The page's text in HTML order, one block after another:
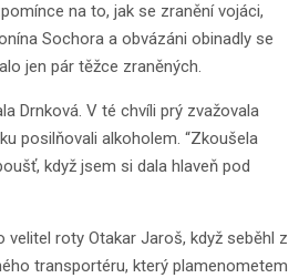
na to, jak se zranění vojáci,
Sochora a obvázáni obinadly se
jen pár těžce zraněných.
Drnková. V té chvíli prý zvažovala
posilňovali alkoholem. “Zkoušela
když jsem si dala hlaveň pod
velitel roty Otakar Jaroš, když seběhl z
transportéru, který plamenometem